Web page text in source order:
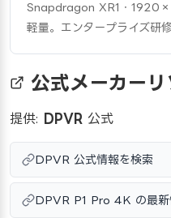
Snapdragon XR1・
軽量。エンタープライズ研
公式メーカーリ
提供: DPVR 公式
DPVR 公式情報を検索
DPVR P1 Pro 4K の最新